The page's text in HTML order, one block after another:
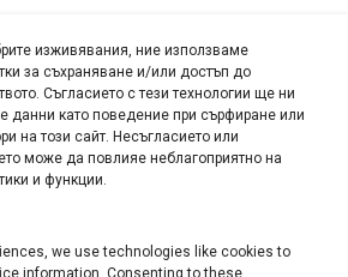
изживявания, ние използваме
за съхраняване и/или достъп до
Съгласието с тези технологии ще ни
данни като поведение при сърфиране или
на този сайт. Несъгласието или
може да повлияе неблагоприятно на
и функции.
we use technologies like cookies to
information. Consenting to these
БИЗНЕС
– магазин за изкуство
ИНФОРМАЦИОНЕН БИЗНЕС
КЛЪСТЕР
В ЛОВЕЧ